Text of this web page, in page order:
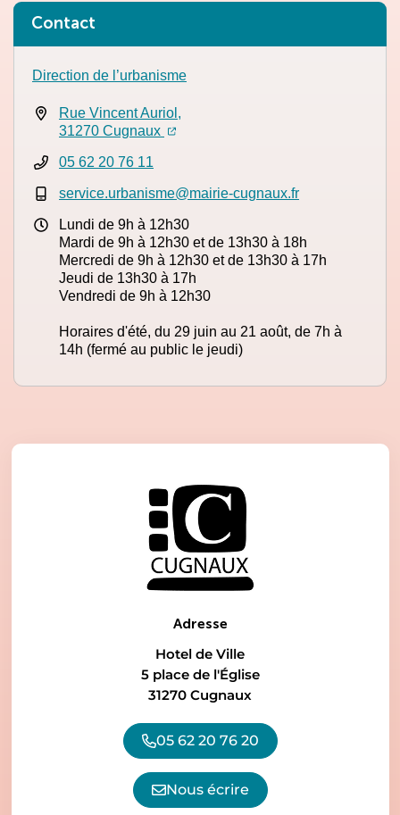
Informations complémentaires
Contact
Direction de l’urbanisme
Rue Vincent Auriol,
31270 Cugnaux (ouverture dans un nouvel onglet)
(ouverture dans un nouvel onglet)
05 62 20 76 11
service.urbanisme@mairie-cugnaux.fr
Lundi de 9h à 12h30
Mardi de 9h à 12h30 et de 13h30 à 18h
Mercredi de 9h à 12h30 et de 13h30 à 17h
Jeudi de 13h30 à 17h
Vendredi de 9h à 12h30
Horaires d'été, du 29 juin au 21 août, de 7h à
14h (fermé au public le jeudi)
Adresse
Hotel de Ville
5 place de l'Église
31270 Cugnaux
05 62 20 76 20
Nous écrire